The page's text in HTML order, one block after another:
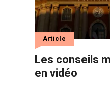
Les conseils
en vidéo
Article